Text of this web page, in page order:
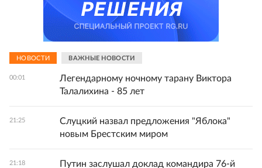
НОВОСТИ ВАЖНЫЕ НОВОСТИ
00:01
Легендарному ночному тарану Виктора
Талалихина - 85 лет
21:25
Слуцкий назвал предложения "Яблока"
новым Брестским миром
21:18
Путин заслушал доклад командира 76-й